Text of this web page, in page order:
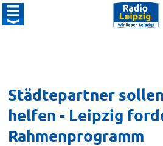
Städtepartner
helfen - Leipzig
Rahmenprogramm